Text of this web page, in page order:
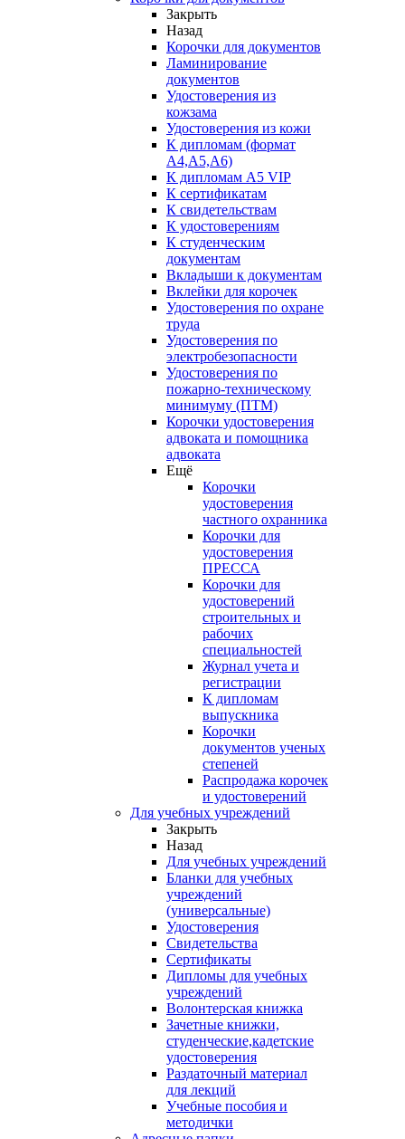
Закрыть
Назад
Корочки для документов
Ламинирование
документов
Удостоверения из
кожзама
Удостоверения из кожи
К дипломам (формат
А4,А5,А6)
К дипломам А5 VIP
К сертификатам
К свидетельствам
К удостоверениям
К студенческим
документам
Вкладыши к документам
Вклейки для корочек
Удостоверения по охране
труда
Удостоверения по
электробезопасности
Удостоверения по
пожарно-техническому
минимуму (ПТМ)
Корочки удостоверения
адвоката и помощника
адвоката
Ещё
Корочки
удостоверения
частного охранника
Корочки для
удостоверения
ПРЕССА
Корочки для
удостоверений
строительных и
рабочих
специальностей
Журнал учета и
регистрации
К дипломам
выпускника
Корочки
документов ученых
степеней
Распродажа корочек
и удостоверений
Для учебных учреждений
Закрыть
Назад
Для учебных учреждений
Бланки для учебных
учреждений
(универсальные)
Удостоверения
Свидетельства
Сертификаты
Дипломы для учебных
учреждений
Волонтерская книжка
Зачетные книжки,
студенческие,кадетские
удостоверения
Раздаточный материал
для лекций
Учебные пособия и
методички